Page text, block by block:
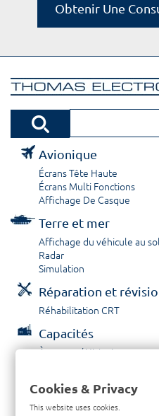
Obtenir Une
Avionique
Écrans Tête Haute
Écrans Multi Fonctions
Affichage De Casque
Terre et mer
Affichage du véhicule au sol
Radar
Simulation
Réparation et
Réhabilitation CRT
Capacités
À propos / Historique
Contactez nous
Cookies & Privacy
This website uses cookies.